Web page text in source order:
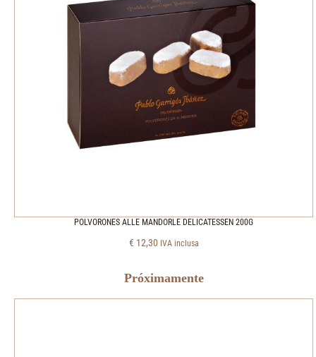
POLVORONES ALLE MANDORLE DELICATESSEN 200G
€ 12,30 IVA inclusa
Próximamente